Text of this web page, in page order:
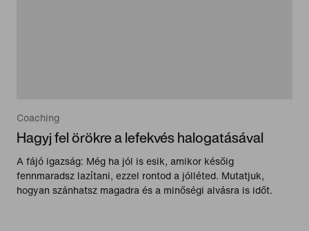
Coaching
Hagyj fel örökre a lefekvés halogatásával
A fájó igazság: Még ha jól is esik, amikor későig
fennmaradsz lazítani, ezzel rontod a jólléted. Mutatjuk,
hogyan szánhatsz magadra és a minőségi alvásra is időt.